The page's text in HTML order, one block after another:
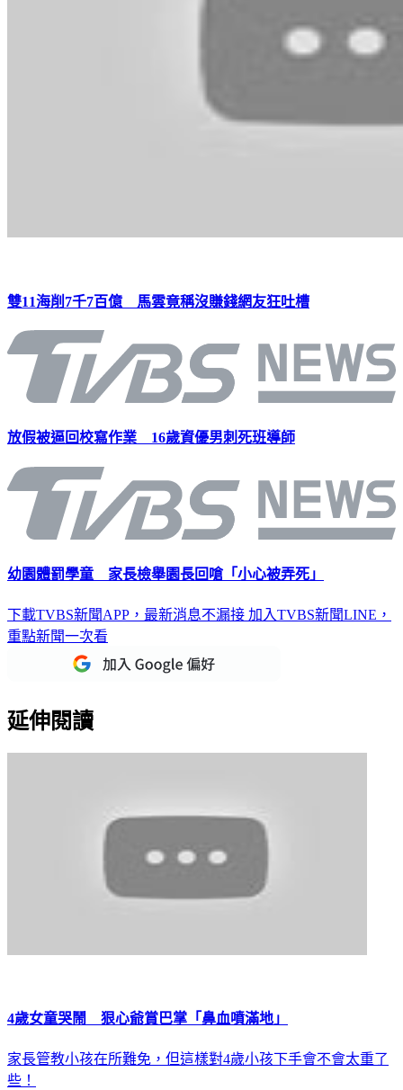
雙11海削7千7百億 馬雲竟稱沒賺錢網友狂吐槽
放假被逼回校寫作業 16歲資優男刺死班導師
幼園體罰學童 家長檢舉園長回嗆「小心被弄死」
下載TVBS新聞APP，最新消息不漏接 加入TVBS新聞LINE，
重點新聞一次看
延伸閱讀
4歲女童哭鬧 狠心爺賞巴掌「鼻血噴滿地」
家長管教小孩在所難免，但這樣對4歲小孩下手會不會太重了
些！